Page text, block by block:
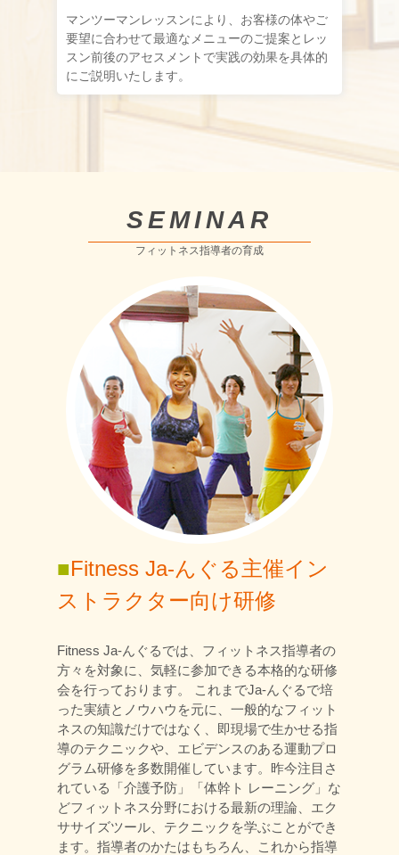
マンツーマンレッスンにより、お客様の体やご
要望に合わせて最適なメニューのご提案とレッ
スン前後のアセスメントで実践の効果を具体的
にご説明いたします。
SEMINAR
フィットネス指導者の育成
■Fitness Ja-んぐる主催イン
ストラクター向け研修
Fitness Ja-んぐるでは、フィットネス指導者の
方々を対象に、気軽に参加できる本格的な研修
会を行っております。 これまでJa-んぐるで培
った実績とノウハウを元に、一般的なフィット
ネスの知識だけではなく、即現場で生かせる指
導のテクニックや、エビデンスのある運動プロ
グラム研修を多数開催しています。昨今注目さ
れている「介護予防」「体幹ト レーニング」な
どフィットネス分野における最新の理論、エク
ササイズツール、テクニックを学ぶことができ
ます。指導者のかたはもちろん、これから指導